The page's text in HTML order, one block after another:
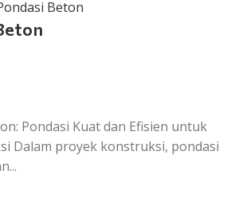
Beton
Pondasi Kuat dan Efisien untuk
Dalam proyek konstruksi, pondasi